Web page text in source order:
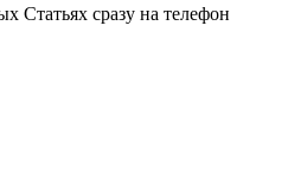
Статьях сразу на телефон